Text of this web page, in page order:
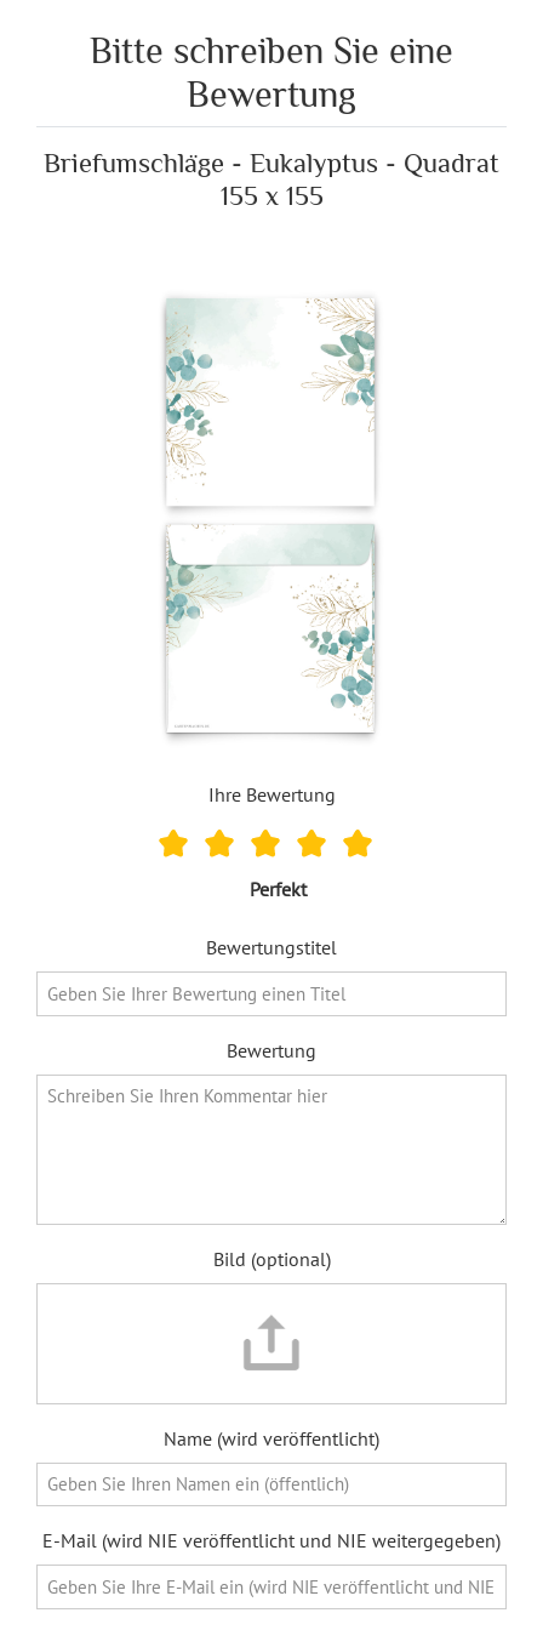
Bitte schreiben Sie eine
Bewertung
Briefumschläge - Eukalyptus - Quadrat
155 x 155
Ihre Bewertung
Perfekt
Bewertungstitel
Bewertung
Bild (optional)
Name (wird veröffentlicht)
E-Mail (wird NIE veröffentlicht und NIE weitergegeben)